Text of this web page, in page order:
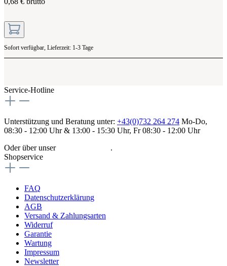
Sofort verfügbar, Lieferzeit: 1-3 Tage
Service-Hotline
Unterstützung und Beratung unter: +43(0)732 264 274 Mo-Do,
08:30 - 12:00 Uhr & 13:00 - 15:30 Uhr, Fr 08:30 - 12:00 Uhr
Oder über unser
.
Shopservice
FAQ
Datenschutzerklärung
AGB
Versand & Zahlungsarten
Widerruf
Garantie
Wartung
Impressum
Newsletter